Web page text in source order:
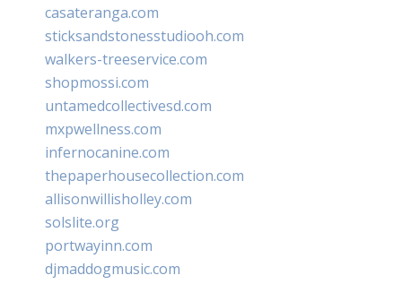
casateranga.com
sticksandstonesstudiooh.com
walkers-treeservice.com
shopmossi.com
untamedcollectivesd.com
mxpwellness.com
infernocanine.com
thepaperhousecollection.com
allisonwillisholley.com
solslite.org
portwayinn.com
djmaddogmusic.com